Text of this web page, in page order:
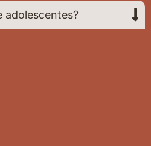
adolescentes?